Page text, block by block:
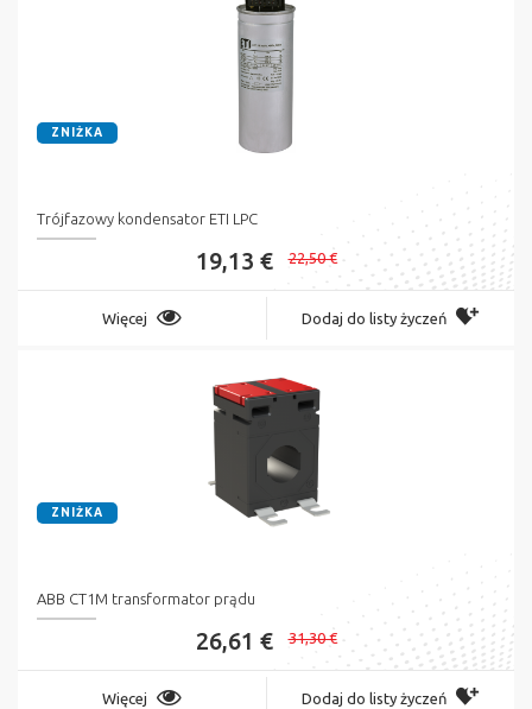
ZNIŻKA
Trójfazowy kondensator ETI LPC
19,13 € 22,50 €
Więcej Dodaj do listy życzeń
ZNIŻKA
ABB CT1M transformator prądu
26,61 € 31,30 €
Więcej Dodaj do listy życzeń